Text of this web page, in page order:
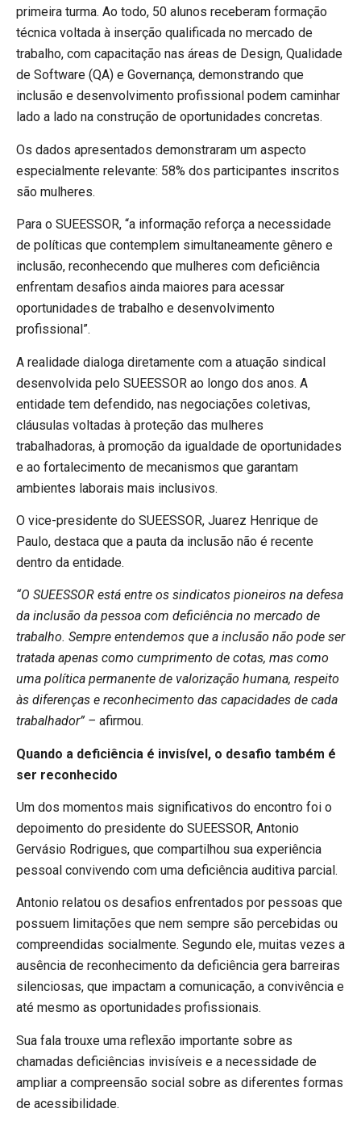
primeira turma. Ao todo, 50 alunos receberam formação
técnica voltada à inserção qualificada no mercado de
trabalho, com capacitação nas áreas de Design, Qualidade
de Software (QA) e Governança, demonstrando que
inclusão e desenvolvimento profissional podem caminhar
lado a lado na construção de oportunidades concretas.
Os dados apresentados demonstraram um aspecto
especialmente relevante: 58% dos participantes inscritos
são mulheres.
Para o SUEESSOR, “a informação reforça a necessidade
de políticas que contemplem simultaneamente gênero e
inclusão, reconhecendo que mulheres com deficiência
enfrentam desafios ainda maiores para acessar
oportunidades de trabalho e desenvolvimento
profissional”.
A realidade dialoga diretamente com a atuação sindical
desenvolvida pelo SUEESSOR ao longo dos anos. A
entidade tem defendido, nas negociações coletivas,
cláusulas voltadas à proteção das mulheres
trabalhadoras, à promoção da igualdade de oportunidades
e ao fortalecimento de mecanismos que garantam
ambientes laborais mais inclusivos.
O vice-presidente do SUEESSOR, Juarez Henrique de
Paulo, destaca que a pauta da inclusão não é recente
dentro da entidade.
“O SUEESSOR está entre os sindicatos pioneiros na defesa
da inclusão da pessoa com deficiência no mercado de
trabalho. Sempre entendemos que a inclusão não pode ser
tratada apenas como cumprimento de cotas, mas como
uma política permanente de valorização humana, respeito
às diferenças e reconhecimento das capacidades de cada
trabalhador” – afirmou.
Quando a deficiência é invisível, o desafio também é
ser reconhecido
Um dos momentos mais significativos do encontro foi o
depoimento do presidente do SUEESSOR, Antonio
Gervásio Rodrigues, que compartilhou sua experiência
pessoal convivendo com uma deficiência auditiva parcial.
Antonio relatou os desafios enfrentados por pessoas que
possuem limitações que nem sempre são percebidas ou
compreendidas socialmente. Segundo ele, muitas vezes a
ausência de reconhecimento da deficiência gera barreiras
silenciosas, que impactam a comunicação, a convivência e
até mesmo as oportunidades profissionais.
Sua fala trouxe uma reflexão importante sobre as
chamadas deficiências invisíveis e a necessidade de
ampliar a compreensão social sobre as diferentes formas
de acessibilidade.